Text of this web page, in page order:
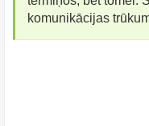
komunikācijas